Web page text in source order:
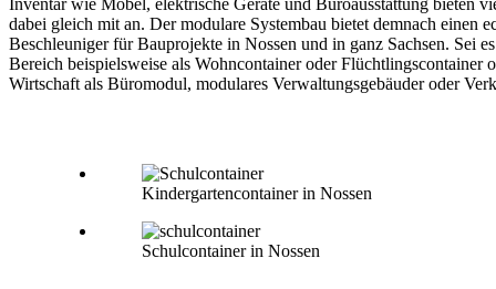
dabei gleich mit an. Der modulare Systembau bietet demnach einen
Beschleuniger für Bauprojekte in Nossen und in ganz Sachsen. Sei
Bereich beispielsweise als Wohncontainer oder Flüchtlingscontainer
Wirtschaft als Büromodul, modulares Verwaltungsgebäuder oder
Kindergartencontainer in Nossen
Schulcontainer in Nossen